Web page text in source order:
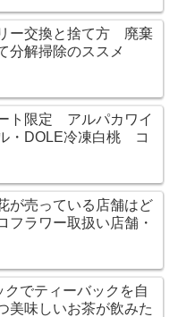
ー交換と捨て方 廃棄
分解掃除のススメ
ト限定 アルパカワイ
・DOLE冷凍白桃 コ
が売っている店舗はど
ラワー取扱い店舗・
クでティーバックを自
味しいお茶が飲みた